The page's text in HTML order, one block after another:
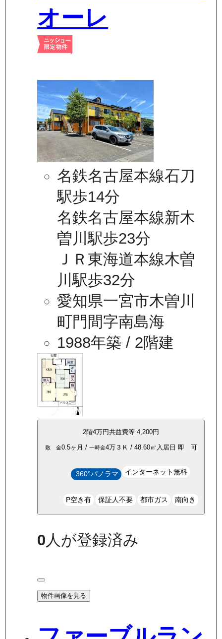
オーレ
名鉄名古屋本線石刀
駅歩14分
名鉄名古屋本線新木
曽川駅歩23分
ＪＲ東海道本線木曽
川駅歩32分
愛知県一宮市木曽川
町門間字南島海
1988年築 / 2階建
2階4万円共益費等 4,200円
敷 金0.5ヶ月 / 一時金4万３Ｋ / 48.60㎡ 入居日 即 可
360°パノラマ インターネット無料
P空き有 保証人不要 都市ガス 南向き
0人が登録済み
物件画像を見る